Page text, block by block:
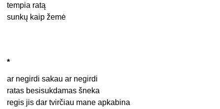
tempia ratą
sunkų kaip žemė
*
ar negirdi sakau ar negirdi
ratas besisukdamas šneka
regis jis dar tvirčiau mane apkabina